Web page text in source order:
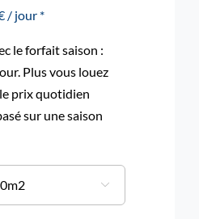
/ jour *
le forfait saison :
Plus vous louez
prix quotidien
sur une saison
